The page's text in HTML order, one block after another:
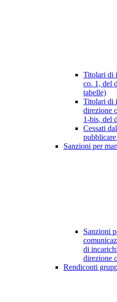
Titolari di
co. 1, del
tabelle)
Titolari di
direzione
1-bis, del
Cessati
Sanzioni per
Sanzioni
di
direzione
Rendiconti